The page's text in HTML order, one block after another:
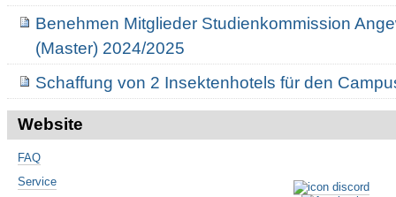
Benehmen Mitglieder Studienkommission
(Master) 2024/2025
Schaffung von 2 Insektenhotels für den
Website
FAQ
Service